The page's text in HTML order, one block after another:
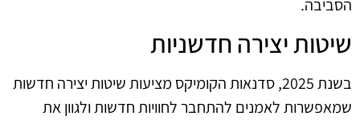
הסביבה.
שיטות יצירה חדשניות
בשנת 2025, סדנאות הקומיקס מציעות שיטות יצירה חדשות
שמאפשרות לאמנים להתחבר לחוויות חדשות ולגוון את